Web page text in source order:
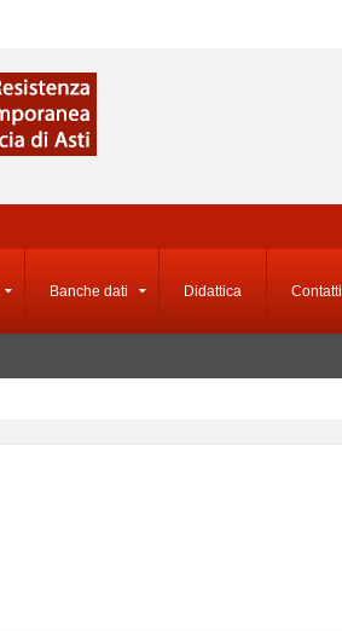
Banche dati Didattica Contatti